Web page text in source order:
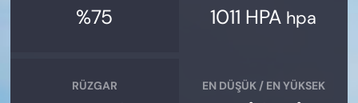
%75 1011 HPA hpa
RÜZGAR EN DÜŞÜK / EN YÜKSEK